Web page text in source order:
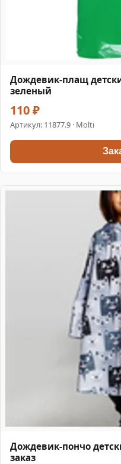
Дождевик-плащ
зеленый
110 ₽
Артикул: 11877.9 · Molti
Дождевик-пончо
заказ